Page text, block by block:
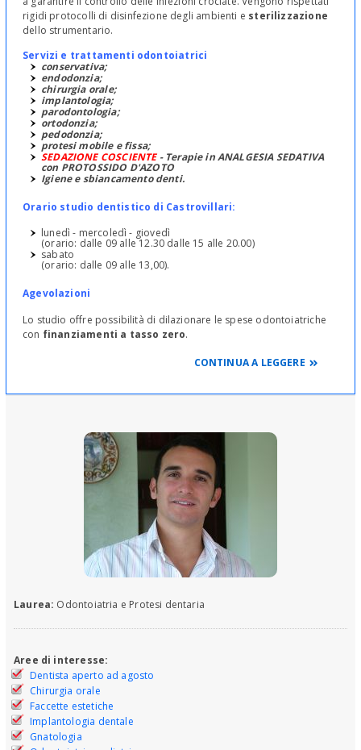
rigidi protocolli di disinfezione degli ambienti e sterilizzazione
dello strumentario.
Servizi e trattamenti odontoiatrici
conservativa;
endodonzia;
chirurgia orale;
implantologia;
parodontologia;
ortodonzia;
pedodonzia;
protesi mobile e fissa;
SEDAZIONE COSCIENTE - Terapie in ANALGESIA SEDATIVA
con PROTOSSIDO D'AZOTO
Igiene e sbiancamento denti.
Orario studio dentistico di Castrovillari:
lunedì - mercoledì - giovedì
(orario: dalle 09 alle 12.30 dalle 15 alle 20.00)
sabato
(orario: dalle 09 alle 13,00).
Agevolazioni
Lo studio offre possibilità di dilazionare le spese odontoiatriche
con finanziamenti a tasso zero.
CONTINUA A LEGGERE
Laurea: Odontoiatria e Protesi dentaria
Aree di interesse:
Dentista aperto ad agosto
Chirurgia orale
Faccette estetiche
Implantologia dentale
Gnatologia